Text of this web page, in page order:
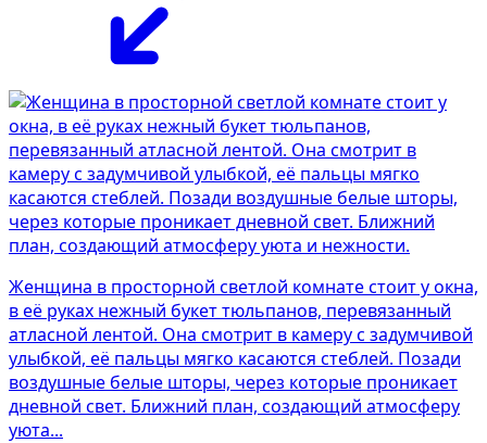
Женщина в просторной светлой комнате стоит у окна,
в её руках нежный букет тюльпанов, перевязанный
атласной лентой. Она смотрит в камеру с задумчивой
улыбкой, её пальцы мягко касаются стеблей. Позади
воздушные белые шторы, через которые проникает
дневной свет. Ближний план, создающий атмосферу
уюта...